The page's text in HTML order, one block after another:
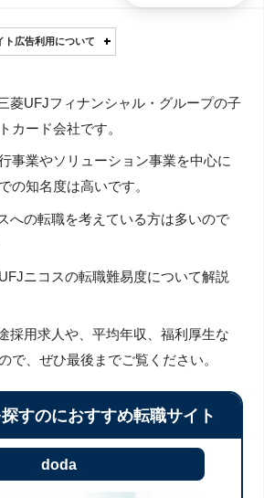
ト広告利用について
菱UFJフィナンシャル・グループの子
カード会社です。
事業やソリューション事業を中心に
の知名度は高いです。
への転職を考えている方は多いので
ニコスの転職難易度について解説
採用求人や、平均年収、福利厚生な
で、ぜひ最後までご覧ください。
すのにおすすめ転職サイト
doda